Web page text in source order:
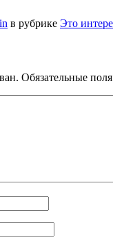
в рубрике Это
Обязательные